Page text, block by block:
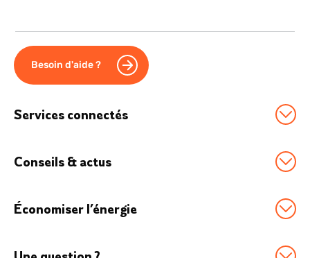
Besoin d'aide ?
Services connectés
Option Effacement
Conseils & actus
Économies d'énergie
Économiser l’énergie